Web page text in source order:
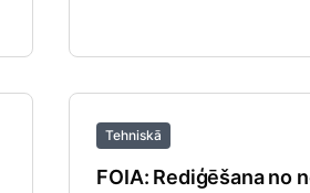
Tehniskā
FOIA: Rediģēšana no